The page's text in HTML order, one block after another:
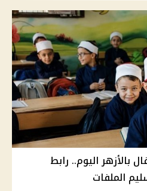
بالأزهر اليوم.. رابط
الملفات